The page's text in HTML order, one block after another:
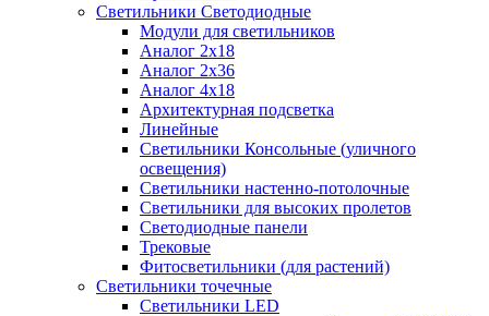
Светильники Светодиодные
Модули для светильников
Аналог 2х18
Аналог 2х36
Аналог 4х18
Архитектурная подсветка
Линейные
Светильники Консольные (уличного
освещения)
Светильники настенно-потолочные
Светильники для высоких пролетов
Светодиодные панели
Трековые
Фитосветильники (для растений)
Светильники точечные
Светильники LED